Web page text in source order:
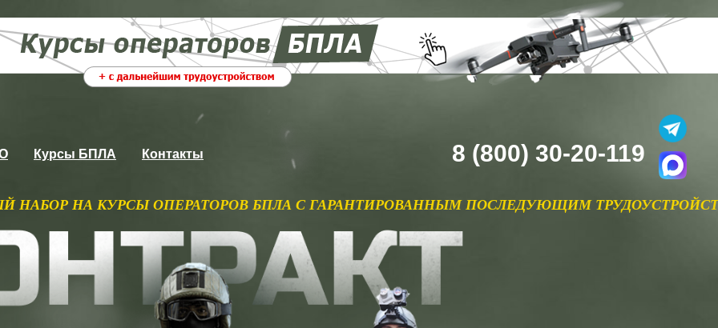
Курсы БПЛА Контакты 8 (800) 30-20-119
БПЛА С ГАРАНТИРОВАННЫМ ПОСЛЕДУЮЩИМ ТРУДОУСТРОЙСТВОМ В РУБИКОН